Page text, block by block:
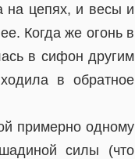
на цепях, и весы и
Когда же огонь в
в сифон другим
в обратное
примерно одному
силы (что